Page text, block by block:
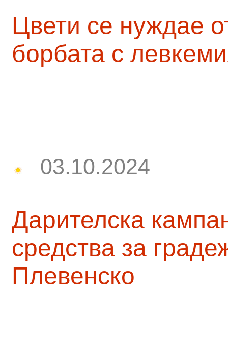
Цвети се нуждае
борбата с
03.10.2024
Дарителска
средства за
Плевенско